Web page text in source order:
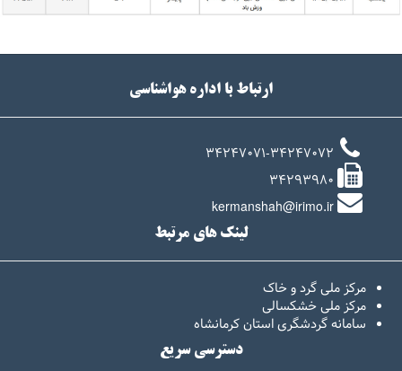
ارتباط با اداره هواشناسی
34247071-34247072
34293980
kermanshah@irimo.ir
لینک های مرتبط
مرکز ملی گرد و خاک
مرکز ملی خشکسالی
سامانه گردشگری استان کرمانشاه
دسترسی سریع